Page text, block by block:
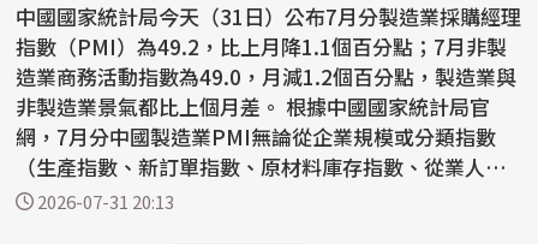
中國國家統計局今天（31日）公布7月分製造業採購經理
指數（PMI）為49.2，比上月降1.1個百分點；7月非製
造業商務活動指數為49.0，月減1.2個百分點，製造業與
非製造業景氣都比上個月差。 根據中國國家統計局官
網，7月分中國製造業PMI無論從企業規模或分類指數
（生產指數、新訂單指數、原材料庫存指數、從業人員
指數和供...
2026-07-31 20:13